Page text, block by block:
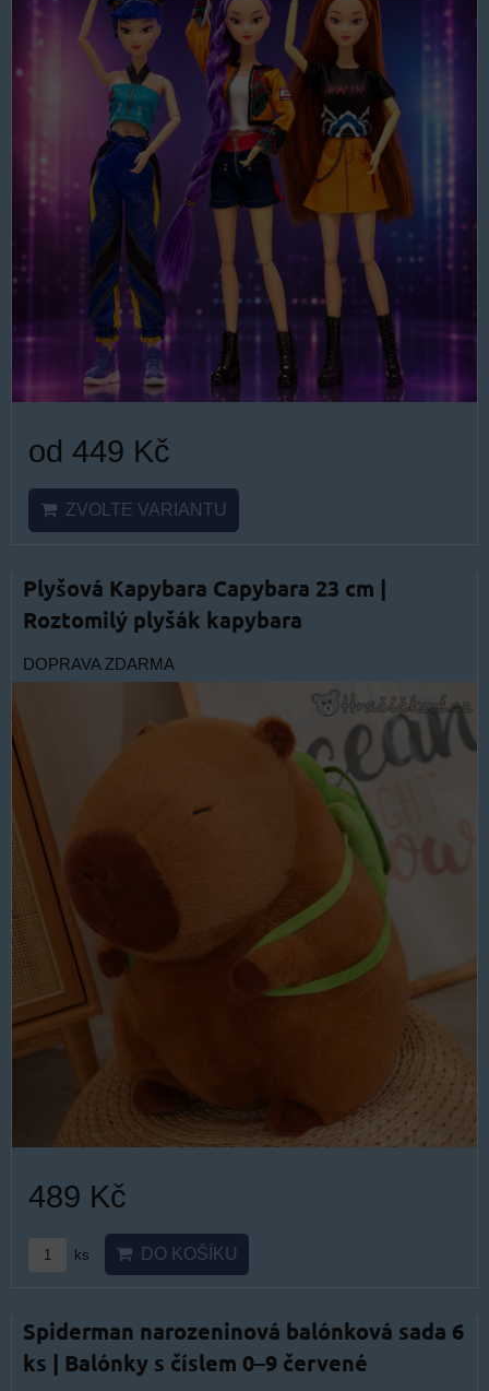
od 449 Kč
ZVOLTE VARIANTU
Plyšová Kapybara Capybara 23 cm |
Roztomilý plyšák kapybara
DOPRAVA ZDARMA
489 Kč
ks DO KOŠÍKU
Spiderman narozeninová balónková sada 6
ks | Balónky s číslem 0–9 červené